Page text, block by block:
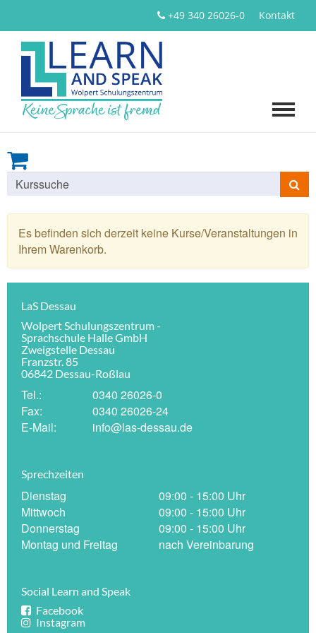
+49 340 26026-0 Kontakt
Kurse
suchen
Es befinden sich derzeit keine Kurse/Veranstaltungen in
Ihrem Warenkorb.
LaS Dessau
Wolpert Schulungszentrum -
Sprachschule Halle GmbH
Zweigstelle Dessau
Franzstr. 85
06842 Dessau-Roßlau
Tel.:
0340 26026-0
Fax:
0340 26026-24
E-Mail:
info@las-dessau.de
Sprechzeiten
Dienstag
09:00 - 15:00 Uhr
Mittwoch
09:00 - 15:00 Uhr
Donnerstag
09:00 - 15:00 Uhr
Montag und Freitag
nach Vereinbarung
Social Learn and Speak
Facebook
Instagram